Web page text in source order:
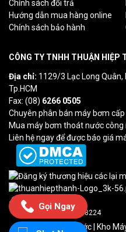
Gọi Ngay
Chính sách đổi trả
Hướng dẫn mua hàng online
Chính sách bảo hành
CÔNG TY TNHH THUẬN HIỆP
Địa chỉ: 1129/3 Lạc Long Quân,
Tp.HCM
Fax: (08) 6266 0505
Chuyên phân bán máy bơm
Mua máy bơm thoát nước công
Liên hệ ngay để được báo giá
Tổng truy cập: 238224
Máy Bơm Cấp Nước| Kho